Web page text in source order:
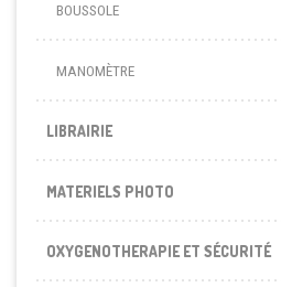
BOUSSOLE
MANOMÈTRE
LIBRAIRIE
MATERIELS PHOTO
OXYGENOTHERAPIE ET SÉCURITÉ